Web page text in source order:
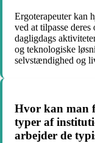
Ergoterapeuter kan
ved at tilpasse
dagligdags
og teknologiske
selvstændighed og
Hvor kan man
typer af
arbejder de